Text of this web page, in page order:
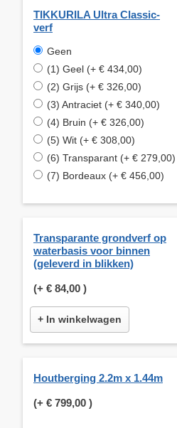
TIKKURILA Ultra Classic-
verf
Geen
(1) Geel (+ € 434,00)
(2) Grijs (+ € 326,00)
(3) Antraciet (+ € 340,00)
(4) Bruin (+ € 326,00)
(5) Wit (+ € 308,00)
(6) Transparant (+ € 279,00)
(7) Bordeaux (+ € 456,00)
Transparante grondverf op
waterbasis voor binnen
(geleverd in blikken)
(+ € 84,00 )
+ In winkelwagen
Houtberging 2.2m x 1.44m
(+ € 799,00 )